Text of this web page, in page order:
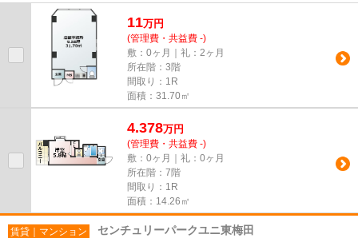
11万円
(管理費・共益費 -)
敷：0ヶ月｜礼：2ヶ月
所在階：3階
間取り：1R
面積：31.70㎡
4.378万円
(管理費・共益費 -)
敷：0ヶ月｜礼：0ヶ月
所在階：7階
間取り：1R
面積：14.26㎡
賃貸｜マンション センチュリーパークユニ東梅田